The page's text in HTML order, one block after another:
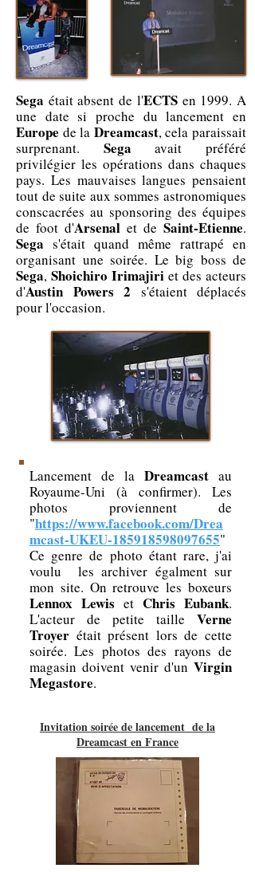
Sega était absent de l'ECTSen 1999. A
une date si proche du lancement en
Europe de la Dreamcast, cela paraissait
surprenant. Sega avait préféré
privilégier les opérations dans chaques
pays. Les mauvaises langues pensaient
tout de suite aux sommes astronomiques
conscacrées au sponsoring des équipes
de foot d'Arsenal et de Saint-Etienne.
Sega s'était quand même rattrapé en
organisant une soirée. Le big boss de
Sega, Shoichiro Irimajiri et des acteurs
d'Austin Powers 2 s'étaient déplacés
pour l'occasion.
Lancement de la Dreamcast au
Royaume-Uni (à confirmer). Les
photos proviennent de
"https://www.facebook.com/Drea
mcast-UKEU-185918598097655"
Ce genre de photo étant rare, j'ai
voulu les archiver égalment sur
mon site. On retrouve les boxeurs
Lennox Lewis et Chris Eubank.
L'acteur de petite taille Verne
Troyer était présent lors de cette
soirée. Les photos des rayons de
magasin doivent venir d'un Virgin
Megastore.
Invitation soirée de lancement de la
Dreamcast en France